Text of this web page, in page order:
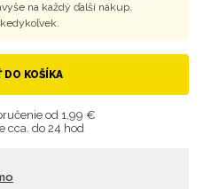
na každý ďalší nákup.
DO KOŠÍKA
od 1,99 €
cca. do 24 hod